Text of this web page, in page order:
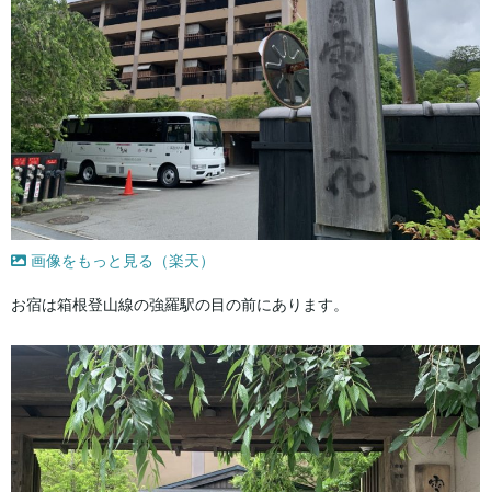
画像をもっと見る（楽天）
お宿は箱根登山線の強羅駅の目の前にあります。